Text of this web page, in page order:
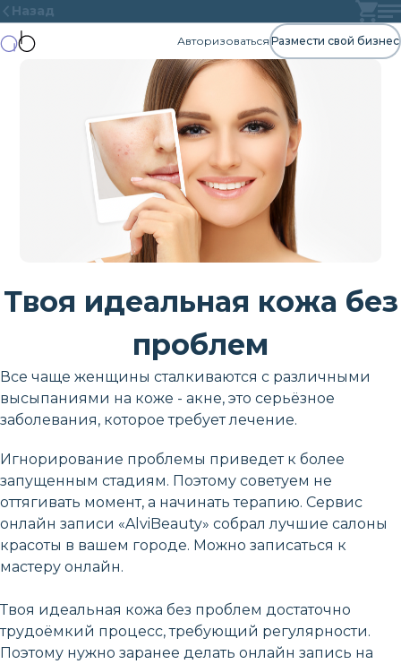
Назад
Авторизоваться Размести свой бизнес
Твоя идеальная кожа без
проблем
Все чаще женщины сталкиваются с различными
высыпаниями на коже - акне, это серьёзное
заболевания, которое требует лечение.
Игнорирование проблемы приведет к более
запущенным стадиям. Поэтому советуем не
оттягивать момент, а начинать терапию. Сервис
онлайн записи «AlviBeauty» собрал лучшие салоны
красоты в вашем городе. Можно записаться к
мастеру онлайн.
Твоя идеальная кожа без проблем достаточно
трудоёмкий процесс, требующий регулярности.
Поэтому нужно заранее делать онлайн запись на